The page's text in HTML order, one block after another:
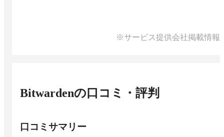
※サービス提供会社掲載情報
Bitwardenの口コミ・評判
口コミサマリー